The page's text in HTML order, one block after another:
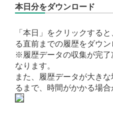
本日分をダウンロード
「本日」をクリックする
る直前までの履歴をダウ
※履歴データの収集が完了
なります。
また、履歴データが大き
るまで、時間がかかる場合